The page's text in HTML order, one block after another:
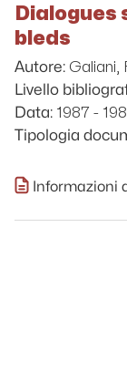
Dialogues
bleds
Autore: Galiani,
Livello
Data: 1987 -
Tipologia
Informazioni